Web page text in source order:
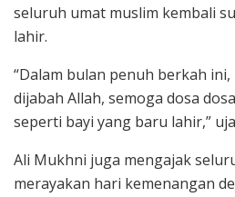
seluruh umat muslim kembali
lahir.
“Dalam bulan penuh berkah
dijabah Allah, semoga dosa
seperti bayi yang baru lahir,”
Ali Mukhni juga mengajak
merayakan hari kemenangan